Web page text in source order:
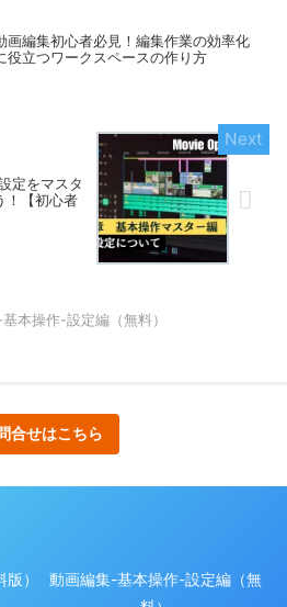
画編集初心者必見！編集作業の効率化
役立つワークスペースの作り方
定をマスタ
！【初心者
本操作-設定編（無料）
合せはこちら
）
動画編集-基本操作-設定編（無